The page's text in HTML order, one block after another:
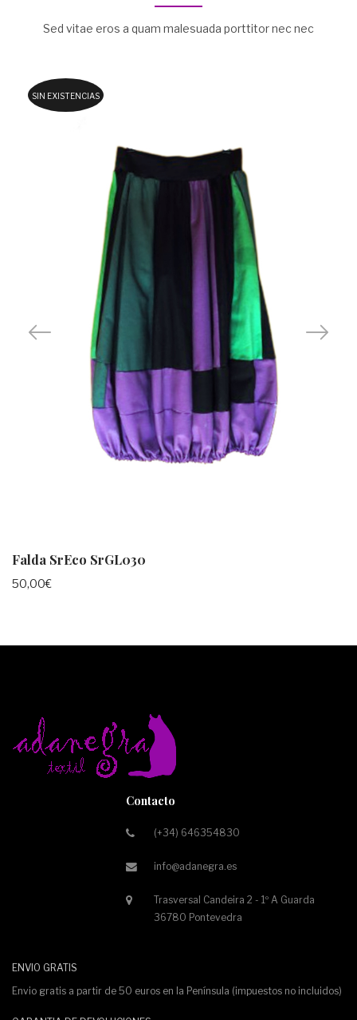
Sed vitae eros a quam malesuada porttitor nec nec
SIN EXISTENCIAS
Falda SrEco SrGL030
50,00€
Contacto
(+34) 646354830
info@adanegra.es
Trasversal Candeira 2 - 1º A Guarda
36780 Pontevedra
ENVIO GRATIS
Envio gratis a partir de 50 euros en la Península (impuestos no incluidos)